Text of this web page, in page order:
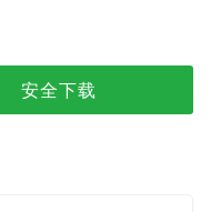
安全下载